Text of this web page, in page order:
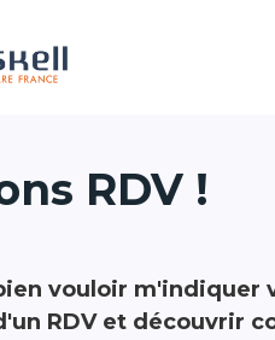
RDV !
vouloir m'indiquer
RDV et découvrir